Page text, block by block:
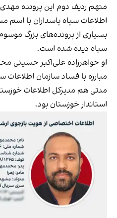
متهم ردیف دوم این پرونده
اطلاعات سپاه پاسداران با اسم
بسیاری از پرونده‌های بزرگ
سپاه دیده شده است.
او خواهرزاده علی‌اکبر حسینی
مبارزه با فساد سازمان
مدتی هم مدیرکل اطلاعات
استاندار خوزستان بود.